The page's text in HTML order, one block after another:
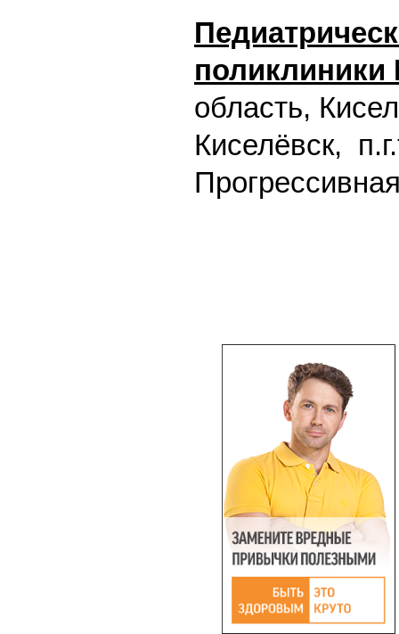
область,
Киселёвск,